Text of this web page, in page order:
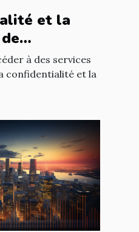
et la
avocat en
à des services
confidentialité et la